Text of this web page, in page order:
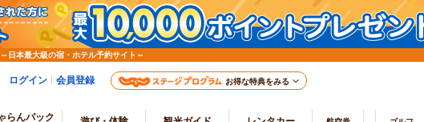
日本最大級の宿・ホテル予約サイト～
ログイン 会員登録 お得な特典をみる
らんパック